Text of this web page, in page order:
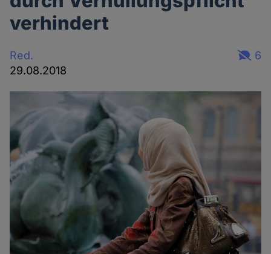
verhindert
Red.
29.08.2018
6